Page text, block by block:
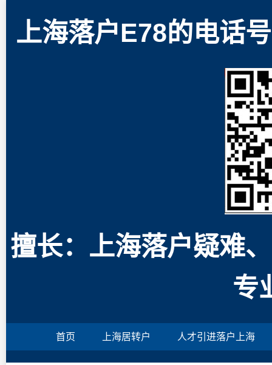
上海落户E78的电话
擅长：上海落户疑难
专
首页 上海居转户 人才引进落户上海